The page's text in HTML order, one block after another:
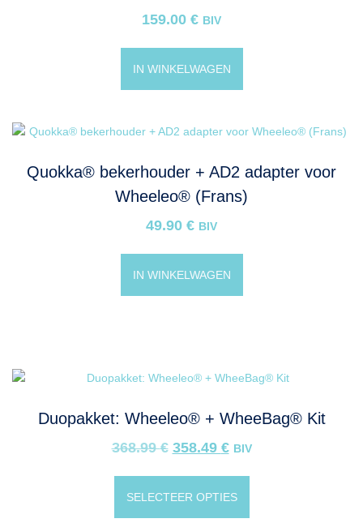
Duopakket: Wheeleo® + WheeBag® Kit
368.99€ 358.49 € BIV
SELECTEER OPTIES
159.00 € BIV
IN WINKELWAGEN
Quokka® bekerhouder + AD2 adapter voor
Wheeleo® (Frans)
49.90 € BIV
IN WINKELWAGEN